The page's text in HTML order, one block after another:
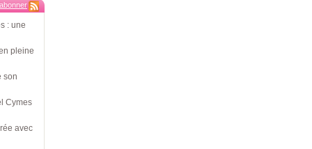
: une
pleine
son
Cymes
avec